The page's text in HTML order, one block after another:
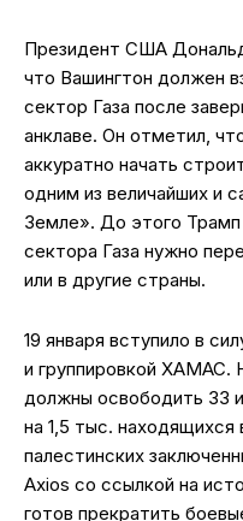
Президент США
что Вашингтон должен
сектор Газа после
анклаве. Он отметил,
аккуратно начать
одним из величайших и
Земле». До этого
сектора Газа нужно
или в другие страны.
19 января вступило в
и группировкой ХАМАС.
должны освободить 33
на 1,5 тыс.
палестинских
Axios со ссылкой на
готов прекратить